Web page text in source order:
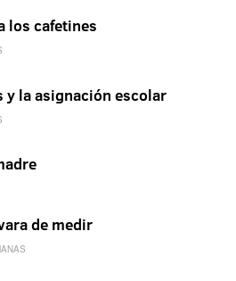
los cafetines
y la asignación escolar
de medir